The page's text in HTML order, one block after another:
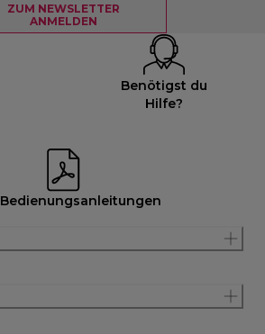
ZUM NEWSLETTER
ANMELDEN
Benötigst du
Hilfe?
Bedienungsanleitungen